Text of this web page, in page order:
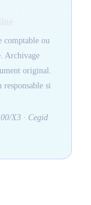
comptable ou
Archivage
original.
si
X3 · Cegid